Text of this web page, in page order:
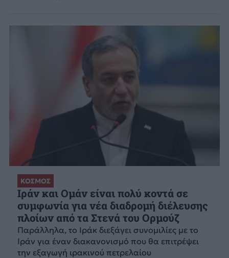
ΚΟΣΜΟΣ
Ιράν και Ομάν είναι πολύ κοντά σε
συμφωνία για νέα διαδρομή διέλευσης
πλοίων από τα Στενά του Ορμούζ
Παράλληλα, το Ιράκ διεξάγει συνομιλίες με το
Ιράν για έναν διακανονισμό που θα επιτρέψει
την εξαγωγή ιρακινού πετρελαίου